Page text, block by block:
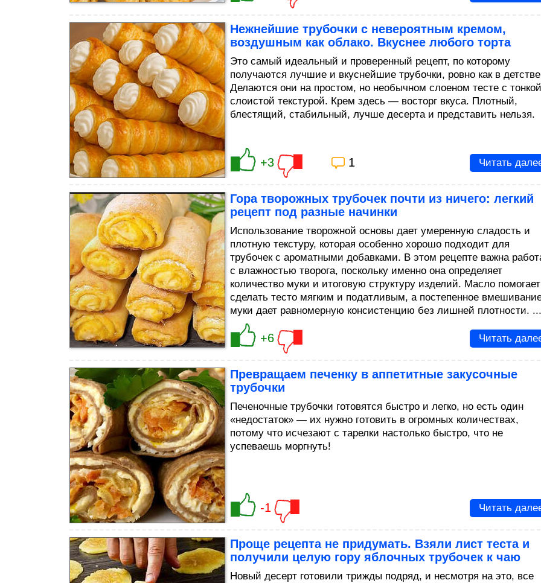
Нежнейшие трубочки с невероятным кремом,
воздушным как облако. Вкуснее любого торта
Это самый идеальный и проверенный рецепт, по которому
получаются лучшие и вкуснейшие трубочки, ровно как в
Делаются они на простом, но необычном слоеном тесте с
слоистой текстурой. Крем здесь — восторг вкуса. Плотный,
блестящий, стабильный, лучше десерта и представить нельзя.
+3 1 Читать
Гора творожных трубочек почти из ничего: легкий
рецепт под разные начинки
Использование творожной основы дает умеренную сладость и
плотную текстуру, которая особенно хорошо подходит для
трубочек с ароматными добавками. В этом рецепте важна
с влажностью творога, поскольку именно она определяет
количество муки и итоговую структуру изделий. Масло помогает
сделать тесто мягким и податливым, а постепенное
муки дает равномерную консистенцию без лишней плотности. ...
+6 Читать
Превращаем печенку в аппетитные закусочные
трубочки
Печеночные трубочки готовятся быстро и легко, но есть один
«недостаток» — их нужно готовить в огромных количествах,
потому что исчезают с тарелки настолько быстро, что не
успеваешь моргнуть!
-1 Читать
Проще рецепта не придумать. Взяли лист теста и
получили целую гору яблочных трубочек к чаю
Новый десерт готовили трижды подряд, и несмотря на это, все